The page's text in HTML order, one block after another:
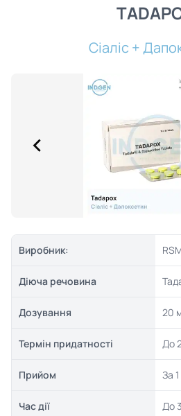
Сіаліс +
Виробник:
Діюча речовина
Дозування 20
Термін придатності До
Прийом За
Час дії До